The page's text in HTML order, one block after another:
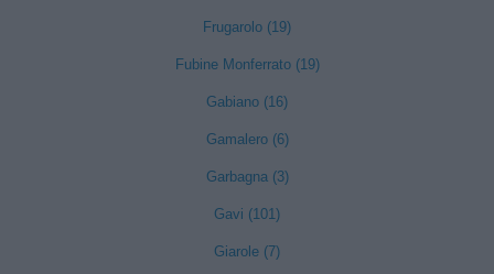
Frugarolo (19)
Fubine Monferrato (19)
Gabiano (16)
Gamalero (6)
Garbagna (3)
Gavi (101)
Giarole (7)